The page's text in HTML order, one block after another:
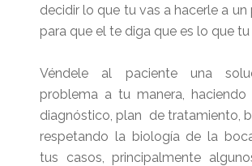
decidir lo que tu vas a hacerle a un
para que el te diga que es lo que tu
Véndele al paciente una
problema a tu manera, haciendo
diagnóstico, plan de tratamiento,
respetando la biología de la
tus casos, principalmente